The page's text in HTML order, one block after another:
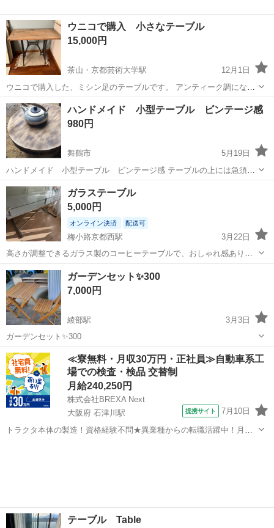
ウニコで購入 小さなテーブル
15,000円
茶山・京都芸術大学駅
12月1日
ウニコで購入した、ミシン足のテーブルです。 アンティーク調にな
り、気に入っているのですが 家具が多いため出品いたします。
京都 京都市 茶山・京都芸術大学駅 テーブル
ハンドメイド 小型テーブル ビンテージ感
980円
舞鶴市
5月19日
ハンドメイド 小型テーブル ビンテージ感 テーブルの上には急須サ
イズのやかんがサイズ比較に有ります。台座はバケツをひっくり返し
て撮影しています。 やかんとバケツは付属しません。テーブルは焼き
を入れて 長持ちをする様に加工し...
京都 舞鶴市 ビンテージ
ガラステーブル
5,000円
オンライン決済 配送可
梅小路京都西駅
3月22日
高さが調整できるガラス製のコーヒーテーブルで、おしゃれ感ありま
す。 4年程両親の家で使っていますが場所が狭くなり手放すことを決
めたようです。 中古品にご理解のある方お願いいたします。あまり細
かく確認できていませんが、使用...
京都 京都市 梅小路京都西駅
ガーデンセット✨300
7,000円
綾部駅
3月3日
ガーデンセット✨300
京都 綾部市 綾部駅 テーブル ガーデン
≪寮無料・月収30万円・正社員≫自動車系工
場での検査・検品 交替制
月給240,250円
株式会社BREXA Next
大阪府 石津川駅
提携サイト 7月10日
トラクタ本体の製造！資格経験不問★異業種からの転職活躍中！月収
テーブル Table